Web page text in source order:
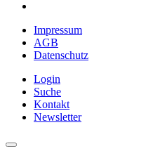
Impressum
AGB
Datenschutz
Login
Suche
Kontakt
Newsletter